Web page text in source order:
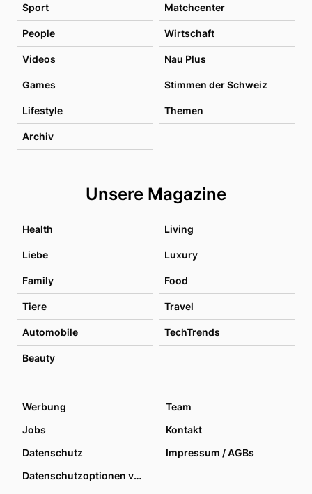
Sport Matchcenter
People Wirtschaft
Videos Nau Plus
Games Stimmen der Schweiz
Lifestyle Themen
Archiv
Unsere Magazine
Health Living
Liebe Luxury
Family Food
Tiere Travel
Automobile TechTrends
Beauty
Werbung
Team
Jobs
Kontakt
Datenschutz
Impressum / AGBs
Datenschutzoptionen verwalten